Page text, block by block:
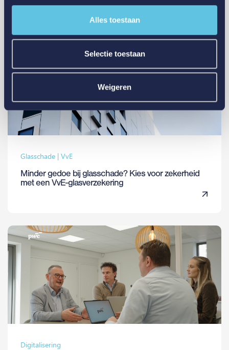
Alles toestaan
Selectie toestaan
Weigeren
Glasschade | VvE
Minder gedoe bij glasschade? Kies voor zekerheid
met een VvE-glasverzekering
Digitalisering